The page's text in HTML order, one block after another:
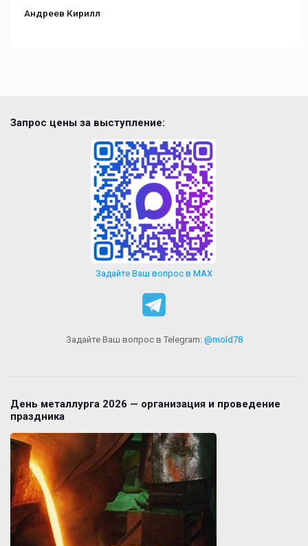
Андреев Кирилл
Запрос цены за выступление:
Задайте Ваш вопрос в MAX
Задайте Ваш вопрос в Telegram: @mold78
День металлурга 2026 — организация и проведение
праздника